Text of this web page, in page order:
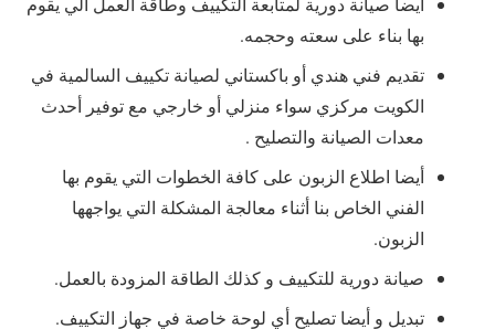
بها بناء على سعته وحجمه.
تقديم فني هندي أو باكستاني لصيانة تكييف السالمية في
الكويت مركزي سواء منزلي أو خارجي مع توفير أحدث
معدات الصيانة والتصليح .
أيضا اطلاع الزبون على كافة الخطوات التي يقوم بها
الفني الخاص بنا أثناء معالجة المشكلة التي يواجهها
الزبون.
صيانة دورية للتكييف و كذلك الطاقة المزودة بالعمل.
تبديل و أيضا تصليح أي لوحة خاصة في جهاز التكييف.